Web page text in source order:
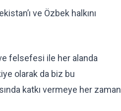
ve Özbek halkını
felsefesi ile her alanda
olarak da biz bu
katkı vermeye her zaman